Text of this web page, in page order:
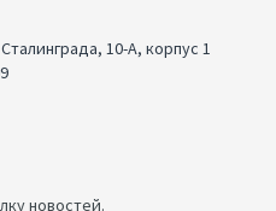
10-А, корпус 1
новостей.